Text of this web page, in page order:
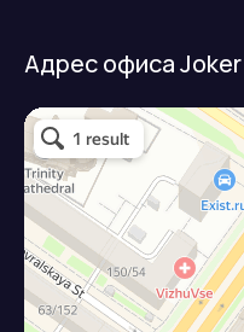
Адрес офиса
Джокер авто
Займ под залог авто в
Микрофинансовая